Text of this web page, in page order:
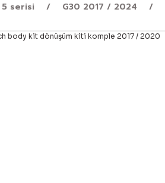
5 serisi G30 2017 / 2024